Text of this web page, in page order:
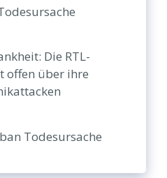
Die RTL-
offen über ihre
Todesursache